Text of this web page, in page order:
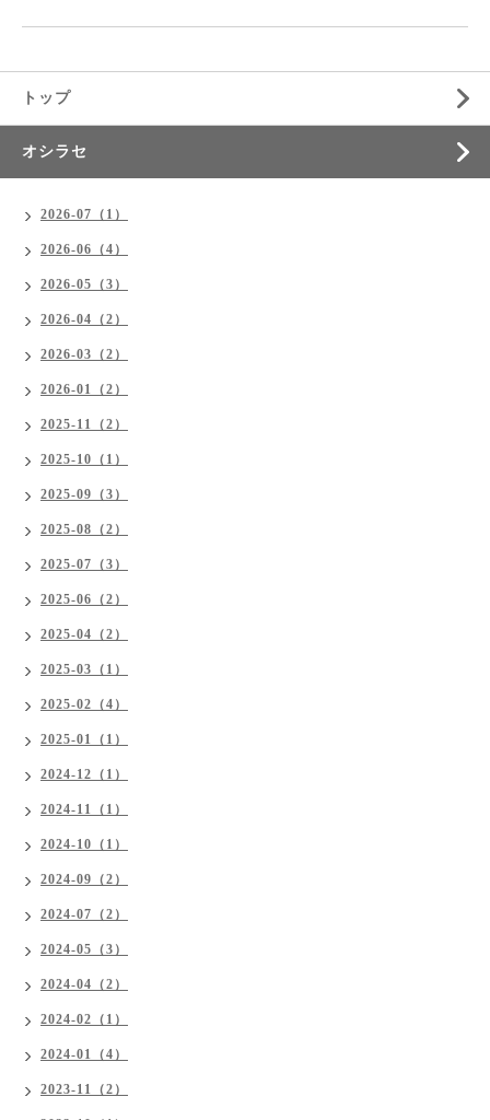
トップ
オシラセ
2026-07（1）
2026-06（4）
2026-05（3）
2026-04（2）
2026-03（2）
2026-01（2）
2025-11（2）
2025-10（1）
2025-09（3）
2025-08（2）
2025-07（3）
2025-06（2）
2025-04（2）
2025-03（1）
2025-02（4）
2025-01（1）
2024-12（1）
2024-11（1）
2024-10（1）
2024-09（2）
2024-07（2）
2024-05（3）
2024-04（2）
2024-02（1）
2024-01（4）
2023-11（2）